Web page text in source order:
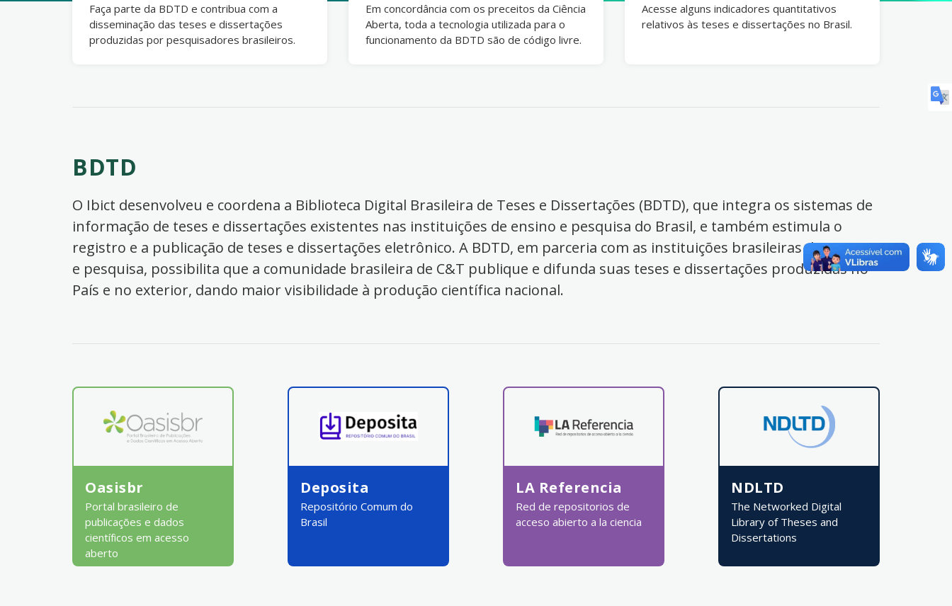
Faça parte da BDTD e contribua com a
disseminação das teses e dissertações
produzidas por pesquisadores brasileiros.
Em concordância com os preceitos da Ciência
Aberta, toda a tecnologia utilizada para o
funcionamento da BDTD são de código livre.
Acesse alguns indicadores quantitativos
relativos às teses e dissertações no Brasil.
BDTD
O Ibict desenvolveu e coordena a Biblioteca Digital Brasileira de Teses e Dissertações (BDTD), que integra os sistemas de
informação de teses e dissertações existentes nas instituições de ensino e pesquisa do Brasil, e também estimula o
registro e a publicação de teses e dissertações eletrônico. A BDTD, em parceria com as instituições brasileiras de ensino
e pesquisa, possibilita que a comunidade brasileira de C&T publique e difunda suas teses e dissertações produzidas no
País e no exterior, dando maior visibilidade à produção científica nacional.
Oasisbr
Portal brasileiro de
publicações e dados
científicos em acesso
aberto
Deposita
Repositório Comum do
Brasil
LA Referencia
Red de repositorios de
acceso abierto a la ciencia
NDLTD
The Networked Digital
Library of Theses and
Dissertations